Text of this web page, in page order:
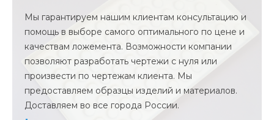
Мы гарантируем нашим клиентам консультацию и
помощь в выборе самого оптимального по цене и
качествам ложемента. Возможности компании
позволяют разработать чертежи с нуля или
произвести по чертежам клиента. Мы
предоставляем образцы изделий и материалов.
Доставляем во все города России.